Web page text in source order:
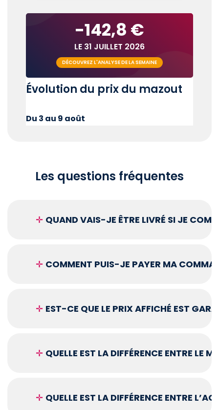
-142,8 €
LE 31 JUILLET 2026
DÉCOUVREZ L'ANALYSE DE LA SEMAINE
Évolution du prix du mazout
Du 3 au 9 août
Les questions fréquentes
✛ QUAND VAIS-JE ÊTRE LIVRÉ SI JE
✛ COMMENT PUIS-JE PAYER MA
✛ EST-CE QUE LE PRIX AFFICHÉ EST
✛ QUELLE EST LA DIFFÉRENCE ENTRE LE
✛ QUELLE EST LA DIFFÉRENCE ENTRE